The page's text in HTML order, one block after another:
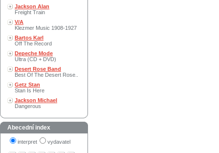
Jackson Alan
Freight Train
V/A
Klezmer Music 1908-1927
Bartos Karl
Off The Record
Depeche Mode
Ultra (CD + DVD)
Desert Rose Band
Best Of The Desert Rose..
Getz Stan
Stan Is Here
Jackson Michael
Dangerous
Abecední index
interpret vydavatel